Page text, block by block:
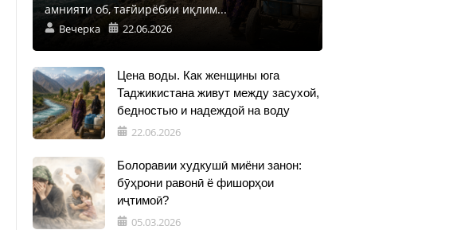
амнияти об, тағйирёбии иқлим...
Вечерка 22.06.2026
Цена воды. Как женщины юга
Таджикистана живут между засухой,
бедностью и надеждой на воду
22.06.2026
Болоравии худкушӣ миёни занон:
бӯҳрони равонӣ ё фишорҳои
иҷтимоӣ?
05.03.2026